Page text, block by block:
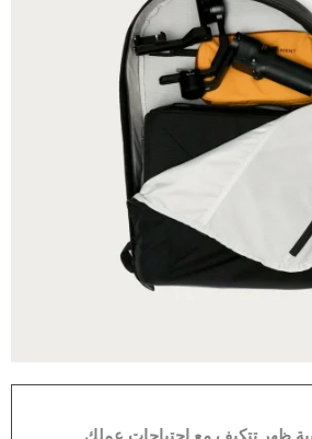
ظهر تتكيف مع احتياجات عملك